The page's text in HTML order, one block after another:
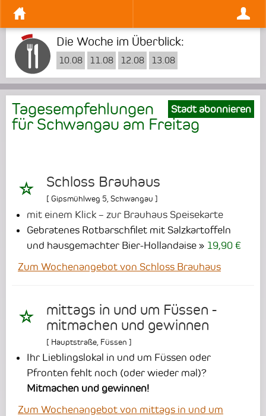
Die Woche im Überblick:
10.08 11.08 12.08 13.08
Stadt abonnieren
Tagesempfehlungen
für Schwangau am Freitag
Schloss Brauhaus
[ Gipsmühlweg 5,Schwangau ]
mit einem Klick – zur Brauhaus Speisekarte
Gebratenes Rotbarschfilet mit Salzkartoffeln
und hausgemachter Bier-Hollandaise
19,90 €
Zum Wochenangebot von Schloss Brauhaus
mittags in und um Füssen -
mitmachen und gewinnen
[ Hauptstraße Füssen ]
Ihr Lieblingslokal in und um Füssen oder
Pfronten fehlt noch (oder wieder mal)?
Mitmachen und gewinnen!
Zum Wochenangebot von mittags in und um